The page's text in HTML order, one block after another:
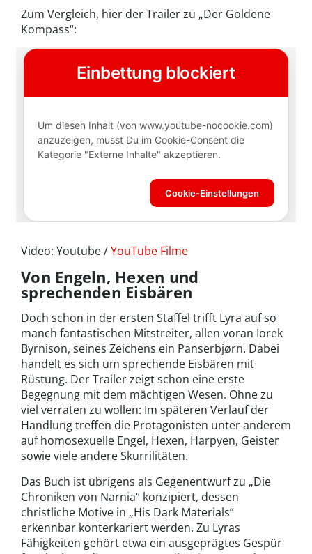
Zum Vergleich, hier der Trailer zu „Der Goldene
Kompass“:
Video: Youtube /YouTube Filme
Von Engeln, Hexen und
sprechenden Eisbären
Doch schon in der ersten Staffel trifft Lyra auf so
manch fantastischen Mitstreiter, allen voran Iorek
Byrnison, seines Zeichens ein Panserbjørn. Dabei
handelt es sich um sprechende Eisbären mit
Rüstung. Der Trailer zeigt schon eine erste
Begegnung mit dem mächtigen Wesen. Ohne zu
viel verraten zu wollen: Im späteren Verlauf der
Handlung treffen die Protagonisten unter anderem
auf homosexuelle Engel, Hexen, Harpyen, Geister
sowie viele andere Skurrilitäten.
Das Buch ist übrigens als Gegenentwurf zu „Die
Chroniken von Narnia“ konzipiert, dessen
christliche Motive in „His Dark Materials“
erkennbar konterkariert werden. Zu Lyras
Fähigkeiten gehört etwa ein ausgeprägtes Gespür